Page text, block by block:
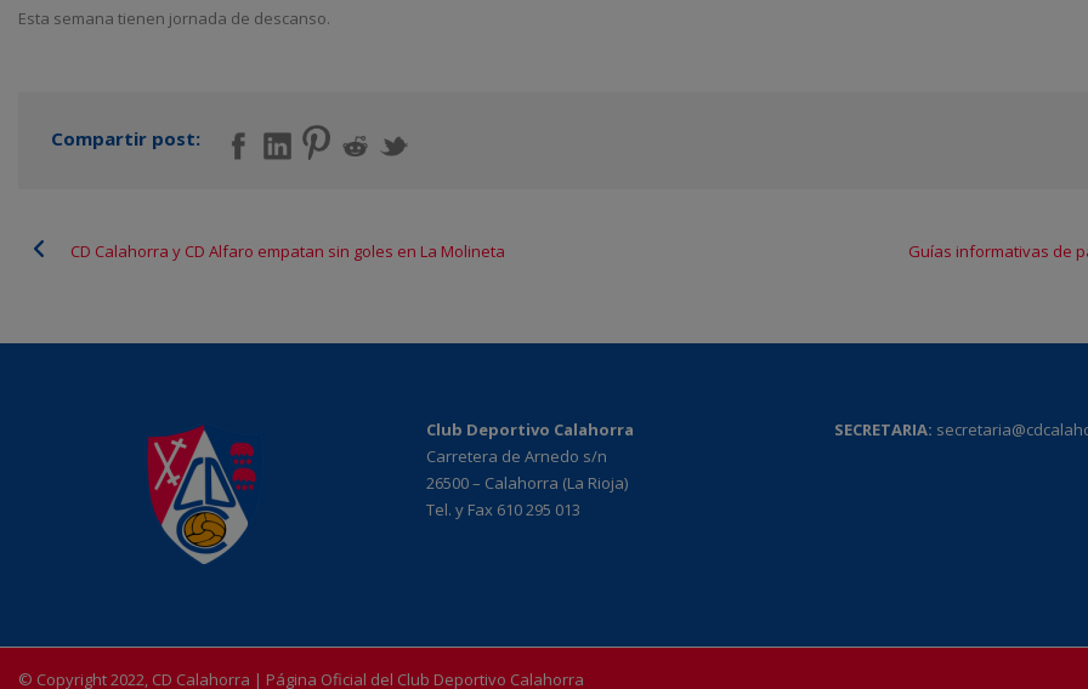
Esta semana tienen jornada de descanso.
Compartir post:
CD Calahorra y CD Alfaro empatan sin goles en La Molineta Guías informativas de
Club Deportivo Calahorra
Carretera de Arnedo s/n
26500 – Calahorra (La Rioja)
Tel. y Fax 610 295 013
SECRETARIA:
© Copyright 2022, CD Calahorra | Página Oficial del Club Deportivo Calahorra